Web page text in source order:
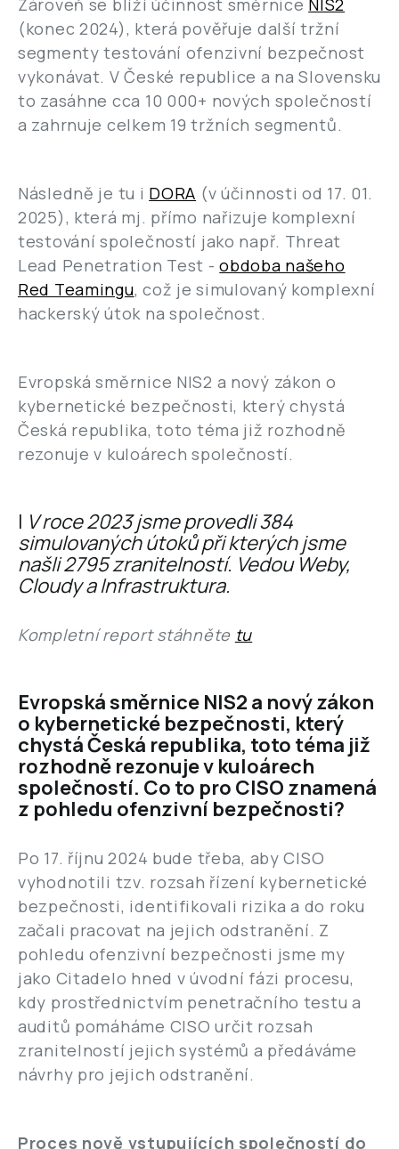
Zároveň se blíží účinnost směrnice NIS2
(konec 2024), která pověřuje další tržní
segmenty testování ofenzivní bezpečnost
vykonávat. V České republice a na Slovensku
to zasáhne cca 10 000+ nových společností
a zahrnuje celkem 19 tržních segmentů.
Následně je tu i DORA (v účinnosti od 17. 01.
2025), která mj. přímo nařizuje komplexní
testování společností jako např. Threat
Lead Penetration Test -obdoba našeho
Red Teamingu, což je simulovaný komplexní
hackerský útok na společnost.
Evropská směrnice NIS2 a nový zákon o
kybernetické bezpečnosti, který chystá
Česká republika, toto téma již rozhodně
rezonuje v kuloárech společností.
| V roce 2023 jsme provedli 384
simulovaných útoků při kterých jsme
našli 2795 zranitelností. Vedou Weby,
Cloudy a Infrastruktura.
Kompletní report stáhněte tu
Evropská směrnice NIS2 a nový zákon
o kybernetické bezpečnosti, který
chystá Česká republika, toto téma již
rozhodně rezonuje v kuloárech
společností. Co to pro CISO znamená
z pohledu ofenzivní bezpečnosti?
Po 17. říjnu 2024 bude třeba, aby CISO
vyhodnotili tzv. rozsah řízení kybernetické
bezpečnosti, identifikovali rizika a do roku
začali pracovat na jejich odstranění. Z
pohledu ofenzivní bezpečnosti jsme my
jako Citadelo hned v úvodní fázi procesu,
kdy prostřednictvím penetračního testu a
auditů pomáháme CISO určit rozsah
zranitelností jejich systémů a předáváme
návrhy pro jejich odstranění.
Proces nově vstupujících společností do